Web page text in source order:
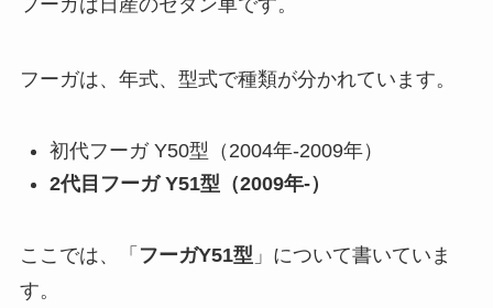
フーガは日産のセダン車です。
フーガは、年式、型式で種類が分かれています。
初代フーガ Y50型（2004年-2009年）
2代目フーガ Y51型（2009年-）
ここでは、「 フーガY51型 」について書いていま
す。